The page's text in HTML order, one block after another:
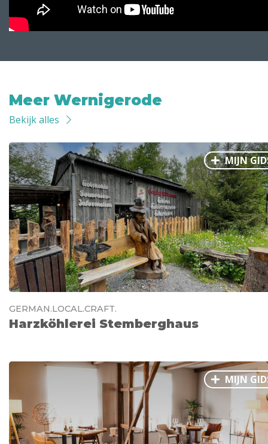
Meer Wernigerode
Bekijk alles
MIJN
GERMAN.LOCAL.CRAFT.
Harzköhlerei Stemberghaus
MIJN